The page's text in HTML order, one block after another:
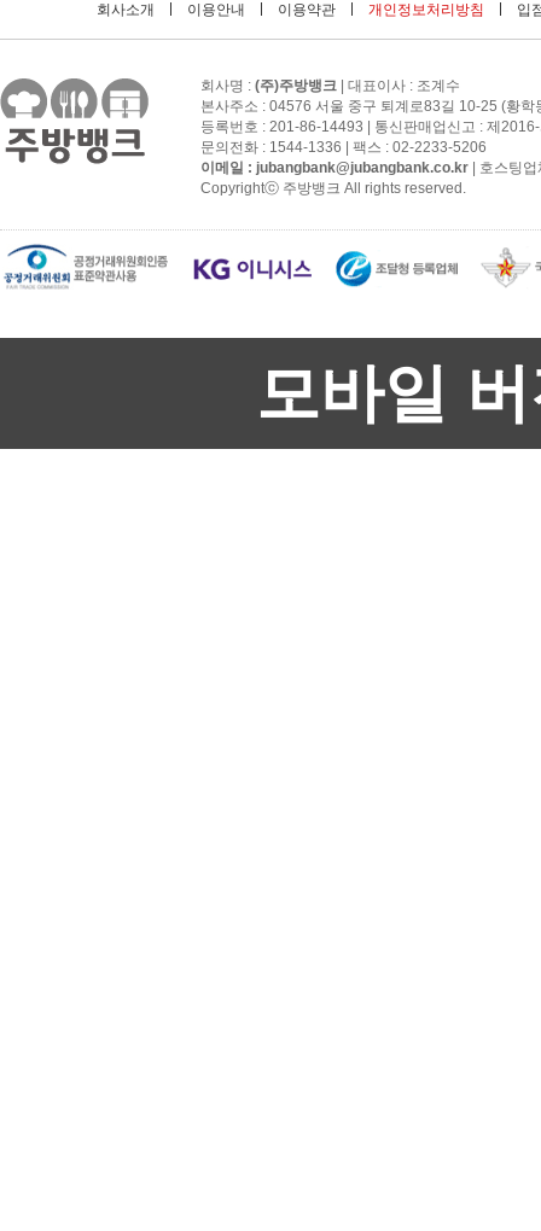
회사소개 이용안내 이용약관 개인정보처리방침 입
회사명 : (주)주방뱅크 | 대표이사 : 조계수
본사주소 : 04576 서울 중구 퇴계로83길 10-25 (황학
등록번호 : 201-86-14493 | 통신판매업신고 : 제
문의전화 : 1544-1336 | 팩스 : 02-2233-5206
이메일 : jubangbank@jubangbank.co.kr | 호스팅
Copyrightⓒ 주방뱅크 All rights reserved.
모바일